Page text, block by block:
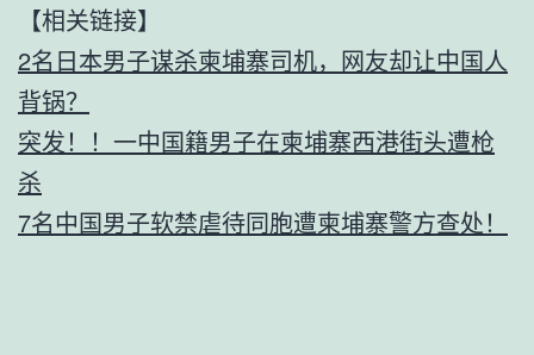
【相关链接】
2名日本男子谋杀柬埔寨司机，网友却让中国人
背锅？
突发！！一中国籍男子在柬埔寨西港街头遭枪
杀
7名中国男子软禁虐待同胞遭柬埔寨警方查处！